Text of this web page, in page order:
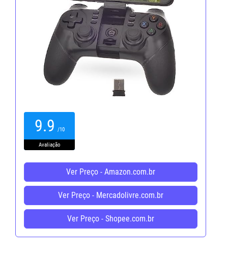
9.9 /10
Avaliação
Ver Preço - Amazon.com.br
Ver Preço - Mercadolivre.com.br
Ver Preço - Shopee.com.br